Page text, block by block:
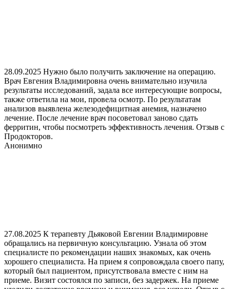
28.09.2025 Нужно было получить заключение на операцию.
Врач Евгения Владимировна очень внимательно изучила
результаты исследований, задала все интересующие вопросы,
также ответила на мои, провела осмотр. По результатам
анализов выявлена железодефицитная анемия, назначено
лечение. После лечение врач посоветовал заново сдать
ферритин, чтобы посмотреть эффективность лечения. Отзыв с
Продокторов.
Анонимно
27.08.2025 К терапевту Дьяковой Евгении Владимировне
обращались на первичную консультацию. Узнала об этом
специалисте по рекомендации наших знакомых, как очень
хорошего специалиста. На прием я сопровождала своего папу,
который был пациентом, присутствовала вместе с ним на
приеме. Визит состоялся по записи, без задержек. На приеме